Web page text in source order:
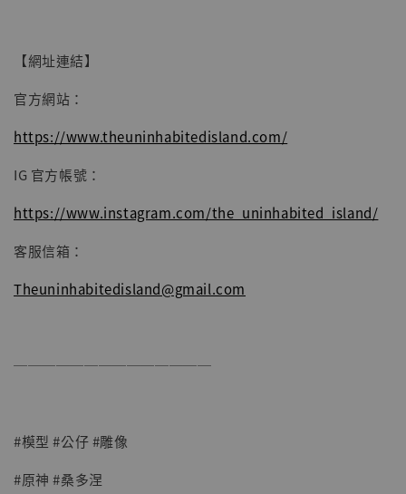
【網址連結】
官方網站：
https://www.theuninhabitedisland.com/
IG 官方帳號：
https://www.instagram.com/the_uninhabited_island/
客服信箱：
Theuninhabitedisland@gmail.com
──────────────
#模型 #公仔 #雕像
#原神 #桑多涅